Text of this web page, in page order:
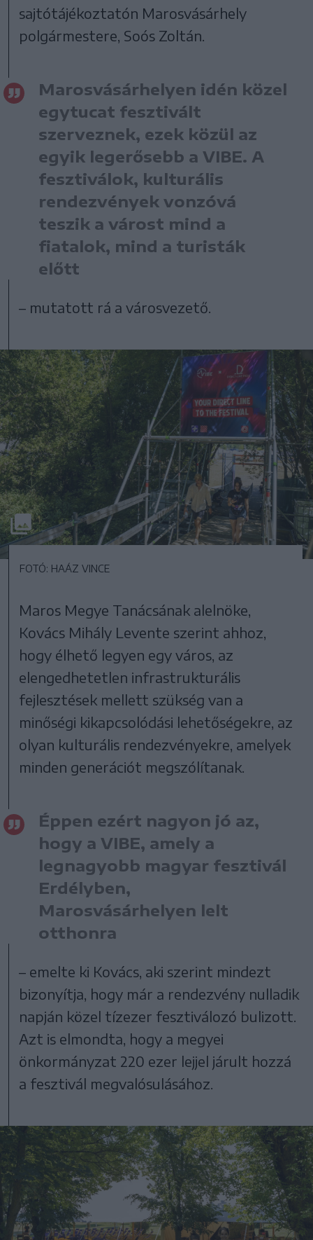
sajtótájékoztatón Marosvásárhely
polgármestere, Soós Zoltán.
Marosvásárhelyen idén közel
egytucat fesztivált
szerveznek, ezek közül az
egyik legerősebb a VIBE. A
fesztiválok, kulturális
rendezvények vonzóvá
teszik a várost mind a
fiatalok, mind a turisták
előtt
– mutatott rá a városvezető.
FOTÓ: HAÁZ VINCE
Maros Megye Tanácsának alelnöke,
Kovács Mihály Levente szerint ahhoz,
hogy élhető legyen egy város, az
elengedhetetlen infrastrukturális
fejlesztések mellett szükség van a
minőségi kikapcsolódási lehetőségekre, az
olyan kulturális rendezvényekre, amelyek
minden generációt megszólítanak.
Éppen ezért nagyon jó az,
hogy a VIBE, amely a
legnagyobb magyar fesztivál
Erdélyben,
Marosvásárhelyen lelt
otthonra
– emelte ki Kovács, aki szerint mindezt
bizonyítja, hogy már a rendezvény nulladik
napján közel tízezer fesztiválozó bulizott.
Azt is elmondta, hogy a megyei
önkormányzat 220 ezer lejjel járult hozzá
a fesztivál megvalósulásához.